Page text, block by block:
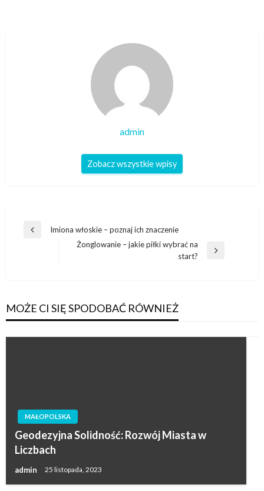
admin
Zobacz wszystkie wpisy
Nawigacja
Poprzedni
Imiona włoskie – poznaj ich znaczenie
Żonglowanie – jakie piłki wybrać na
start?
MOŻE CI SIĘ SPODOBAĆ RÓWNIEŻ
MAŁOPOLSKA
Geodezyjna Solidność: Rozwój Miasta w
Liczbach
admin 25 listopada, 2023